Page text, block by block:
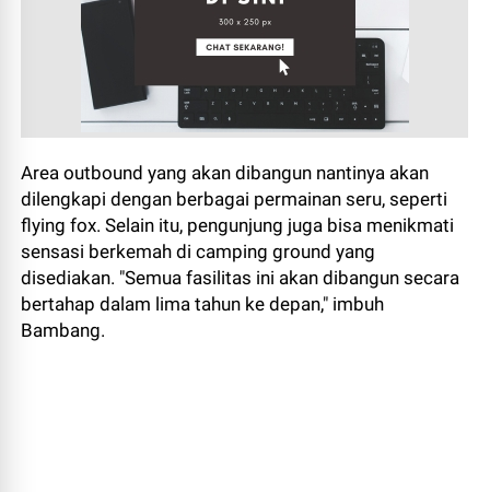
Area outbound yang akan dibangun nantinya akan
dilengkapi dengan berbagai permainan seru, seperti
flying fox. Selain itu, pengunjung juga bisa menikmati
sensasi berkemah di camping ground yang
disediakan. "Semua fasilitas ini akan dibangun secara
bertahap dalam lima tahun ke depan," imbuh
Bambang.